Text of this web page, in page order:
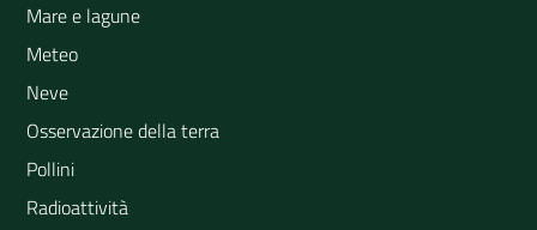
Mare e lagune
Meteo
Neve
Osservazione della terra
Pollini
Radioattività